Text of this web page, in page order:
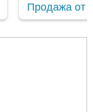
Продажа от